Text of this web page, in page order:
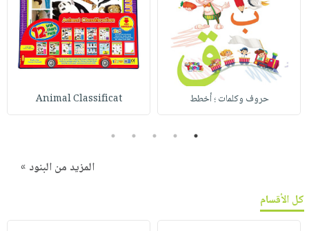
حروف وكلمات ؛ أخطط Animal Classificat
1
2
3
4
5
المزيد من البنود »
كل الأقسام